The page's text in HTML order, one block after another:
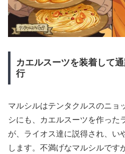
カエルスーツを装着して
行
マルシルはテンタクルスのニョ
シにも、カエルスーツを作った
が、ライオス達に説得され、い
します。不満げなマルシルです